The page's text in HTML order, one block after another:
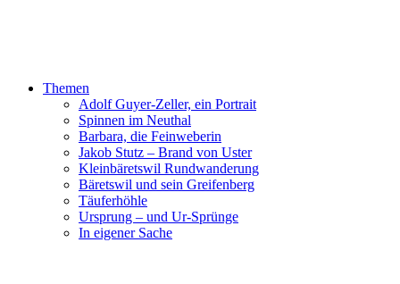
Themen
Adolf Guyer-Zeller, ein Portrait
Spinnen im Neuthal
Barbara, die Feinweberin
Jakob Stutz – Brand von Uster
Kleinbäretswil Rundwanderung
Bäretswil und sein Greifenberg
Täuferhöhle
Ursprung – und Ur-Sprünge
In eigener Sache